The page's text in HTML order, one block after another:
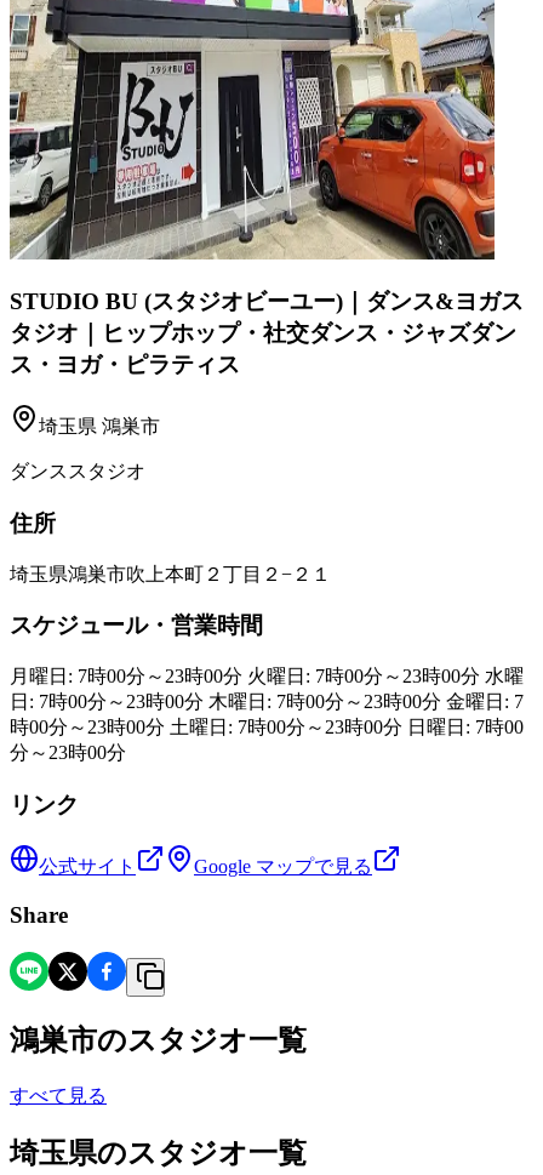
STUDIO BU (スタジオビーユー)｜ダンス&ヨガス
タジオ｜ヒップホップ・社交ダンス・ジャズダン
ス・ヨガ・ピラティス
埼玉県 鴻巣市
ダンススタジオ
住所
埼玉県鴻巣市吹上本町２丁目２−２１
スケジュール・営業時間
月曜日: 7時00分～23時00分 火曜日: 7時00分～23時00分 水曜
日: 7時00分～23時00分 木曜日: 7時00分～23時00分 金曜日: 7
時00分～23時00分 土曜日: 7時00分～23時00分 日曜日: 7時00
分～23時00分
リンク
公式サイト Google マップで見る
Share
鴻巣市のスタジオ一覧
すべて見る
埼玉県のスタジオ一覧